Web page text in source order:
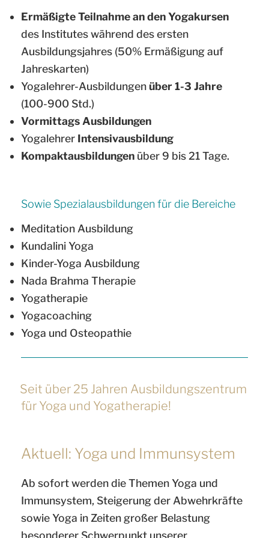
Ermäßigte Teilnahme an den Yogakursen
des Institutes während des ersten
Ausbildungsjahres (50% Ermäßigung auf
Jahreskarten)
Yogalehrer-Ausbildungenüber 1-3 Jahre
(100-900 Std.)
Vormittags Ausbildungen
Yogalehrer Intensivausbildung
Kompaktausbildungen über 9 bis 21 Tage.
Sowie Spezialausbildungen für die Bereiche
Meditation Ausbildung
Kundalini Yoga
Kinder-Yoga Ausbildung
Nada Brahma Therapie
Yogatherapie
Yogacoaching
Yoga und Osteopathie
VERÖFFENTLICHT
AM
Seit über 25 Jahren Ausbildungszentrum
für Yoga und Yogatherapie!
Aktuell: Yoga und Immunsystem
Ab sofort werden die Themen Yoga und
Immunsystem, Steigerung der Abwehrkräfte
sowie Yoga in Zeiten großer Belastung
besonderer Schwerpunkt unserer